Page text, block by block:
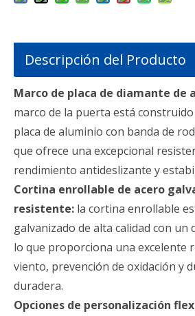
Descripción del Producto
Marco de placa de diamante de
marco de la puerta está
placa de aluminio con banda de
que ofrece una excepcional
rendimiento antideslizante y
Cortina enrollable de acero
resistente: la cortina enrollable
galvanizado de alta calidad con un
lo que proporciona una excelente
viento, prevención de oxidación y
duradera.
Opciones de personalización